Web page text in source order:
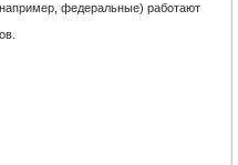
федеральные) работают